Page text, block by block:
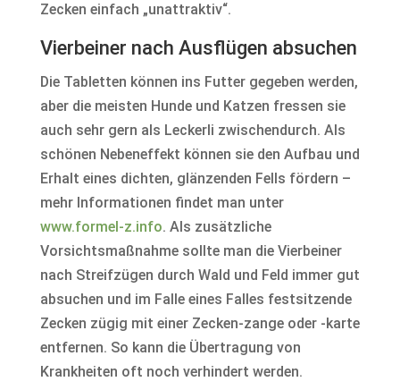
Zecken einfach „unattraktiv“.
Vierbeiner nach Ausflügen absuchen
Die Tabletten können ins Futter gegeben werden,
aber die meisten Hunde und Katzen fressen sie
auch sehr gern als Leckerli zwischendurch. Als
schönen Nebeneffekt können sie den Aufbau und
Erhalt eines dichten, glänzenden Fells fördern –
mehr Informationen findet man unter
www.formel-z.info. Als zusätzliche
Vorsichtsmaßnahme sollte man die Vierbeiner
nach Streifzügen durch Wald und Feld immer gut
absuchen und im Falle eines Falles festsitzende
Zecken zügig mit einer Zecken-zange oder -karte
entfernen. So kann die Übertragung von
Krankheiten oft noch verhindert werden.